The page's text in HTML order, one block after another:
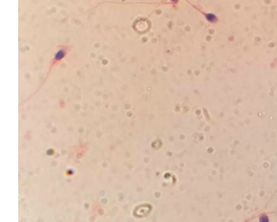
hay
mucho
mejorar
en